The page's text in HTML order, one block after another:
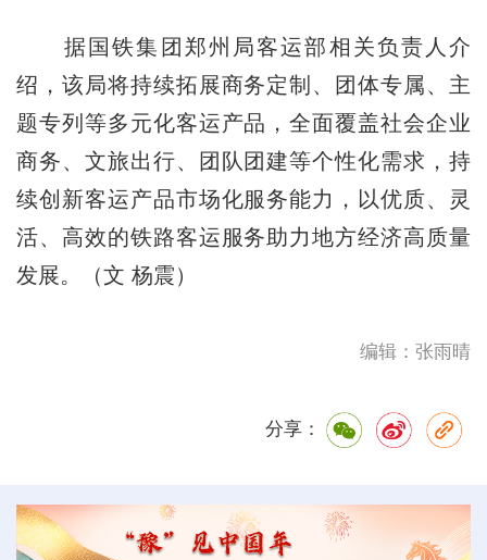
据国铁集团郑州局客运部相关负责人介
绍，该局将持续拓展商务定制、团体专属、主
题专列等多元化客运产品，全面覆盖社会企业
商务、文旅出行、团队团建等个性化需求，持
续创新客运产品市场化服务能力，以优质、灵
活、高效的铁路客运服务助力地方经济高质量
发展。（文 杨震）
编辑：张雨晴
分享：